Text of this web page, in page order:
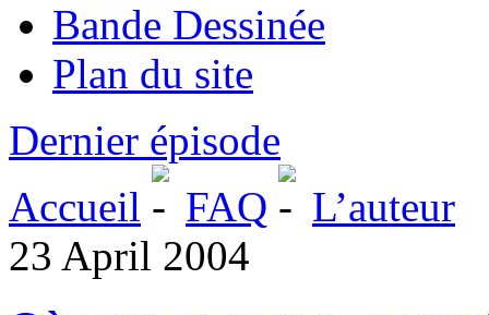
Bande Dessinée
Plan du site
Dernier épisode
Accueil
FAQ
L’auteur
23 April 2004